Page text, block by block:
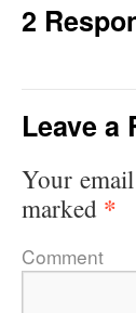
2
Leave a
Your
marked *